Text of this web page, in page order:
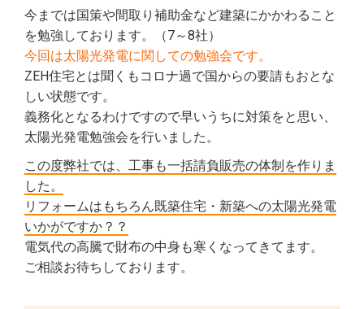
今までは国策や間取り補助金など建築にかかわること
を勉強しております。（7～8社）
今回は太陽光発電に関しての勉強会です。
ZEH住宅とは聞くもコロナ過で国からの要請もおとな
しい状態です。
義務化となるわけですので早いうちに対策をと思い、
太陽光発電勉強会を行いました。
この度弊社では、工事も一括請負販売の体制を作りま
した。
リフォームはもちろん既築住宅・新築への太陽光発電
いかがですか？？
電気代の高騰で財布の中身も寒くなってきてます。
ご相談お待ちしております。